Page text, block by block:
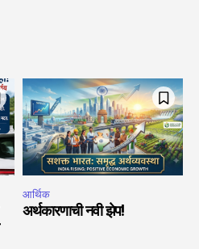
आर्थिक
अर्थकारणाची नवी झेप!